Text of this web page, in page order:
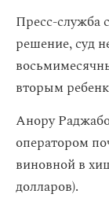
Пресс-служба
решение, суд
вторым
Анору
оператором
виновной в
долларов).